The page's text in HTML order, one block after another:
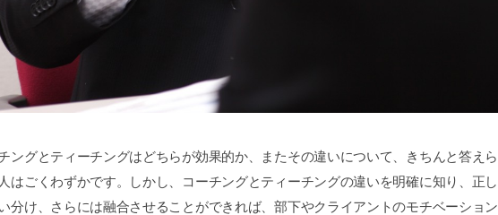
ングとティーチングはどちらが効果的か、またその違いについて、きちんと答えら
はごくわずかです。しかし、コーチングとティーチングの違いを明確に知り、正し
分け、さらには融合させることができれば、部下やクライアントのモチベーション